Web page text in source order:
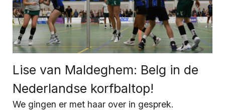
Lise van Maldeghem: Belg in de
Nederlandse korfbaltop!
We gingen er met haar over in gesprek.